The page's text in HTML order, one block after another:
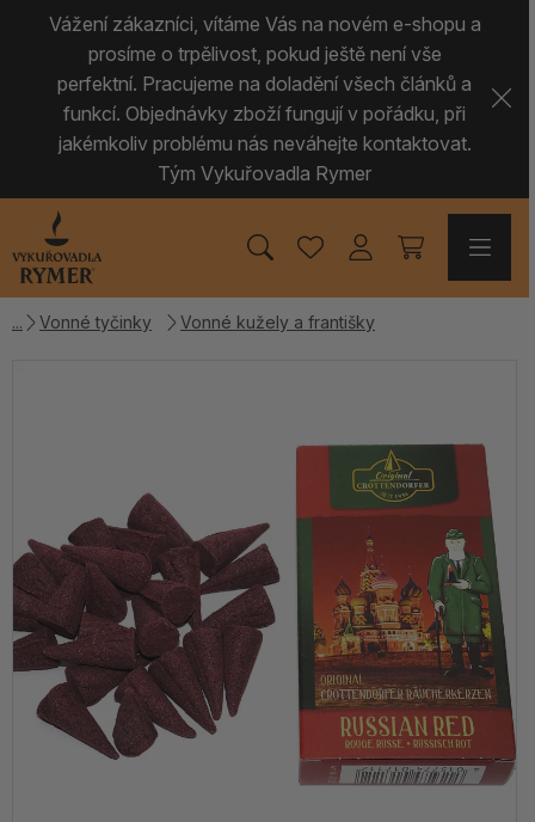
Vážení zákazníci, vítáme Vás na novém e-shopu a
prosíme o trpělivost, pokud ještě není vše
perfektní. Pracujeme na doladění všech článků a
funkcí. Objednávky zboží fungují v pořádku, při
jakémkoliv problému nás neváhejte kontaktovat.
Tým Vykuřovadla Rymer
Vonné tyčinky Vonné kužely a františky